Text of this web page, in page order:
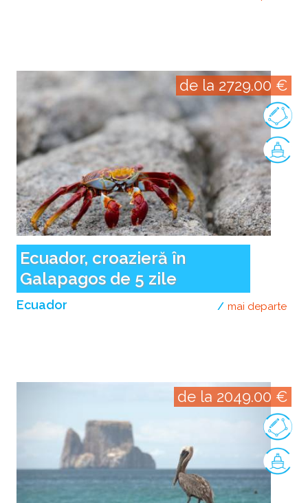
Ecuador, croazieră în
Galapagos de 5 zile
Ecuador
de la 2729.00 €
mai departe
de la 2049.00 €